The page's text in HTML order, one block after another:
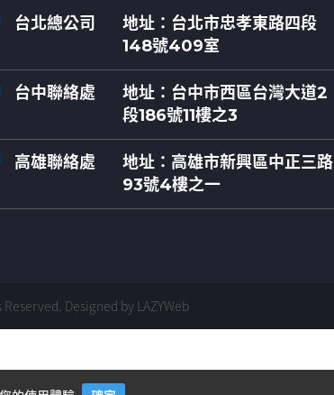
台北總公司
地址： 台北市忠孝東路四段
148號409室
台中聯絡處 地址： 台中市西區台灣大道2
段186號11樓之3
高雄聯絡處 地址： 高雄市新興區中正三路
93號4樓之一
Designed by LAZYWeb